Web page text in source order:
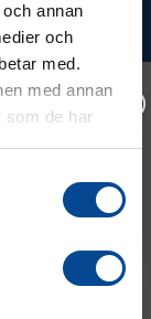
annan
och
med.
med annan
som de har